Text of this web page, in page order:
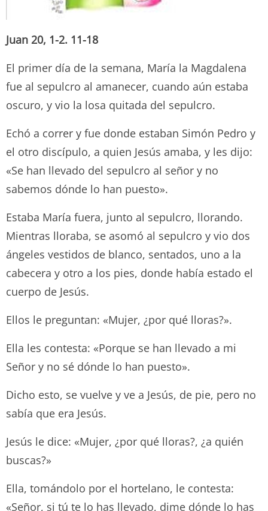
Juan 20, 1-2. 11-18
El primer día de la semana, María la Magdalena
fue al sepulcro al amanecer, cuando aún estaba
oscuro, y vio la losa quitada del sepulcro.
Echó a correr y fue donde estaban Simón Pedro y
el otro discípulo, a quien Jesús amaba, y les dijo:
«Se han llevado del sepulcro al señor y no
sabemos dónde lo han puesto».
Estaba María fuera, junto al sepulcro, llorando.
Mientras lloraba, se asomó al sepulcro y vio dos
ángeles vestidos de blanco, sentados, uno a la
cabecera y otro a los pies, donde había estado el
cuerpo de Jesús.
Ellos le preguntan: «Mujer, ¿por qué lloras?».
Ella les contesta: «Porque se han llevado a mi
Señor y no sé dónde lo han puesto».
Dicho esto, se vuelve y ve a Jesús, de pie, pero no
sabía que era Jesús.
Jesús le dice: «Mujer, ¿por qué lloras?, ¿a quién
buscas?»
Ella, tomándolo por el hortelano, le contesta:
«Señor, si tú te lo has llevado, dime dónde lo has